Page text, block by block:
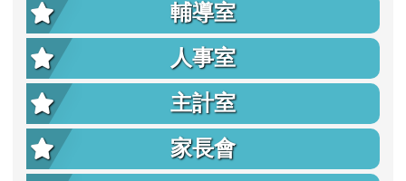
輔導室
人事室
主計室
家長會